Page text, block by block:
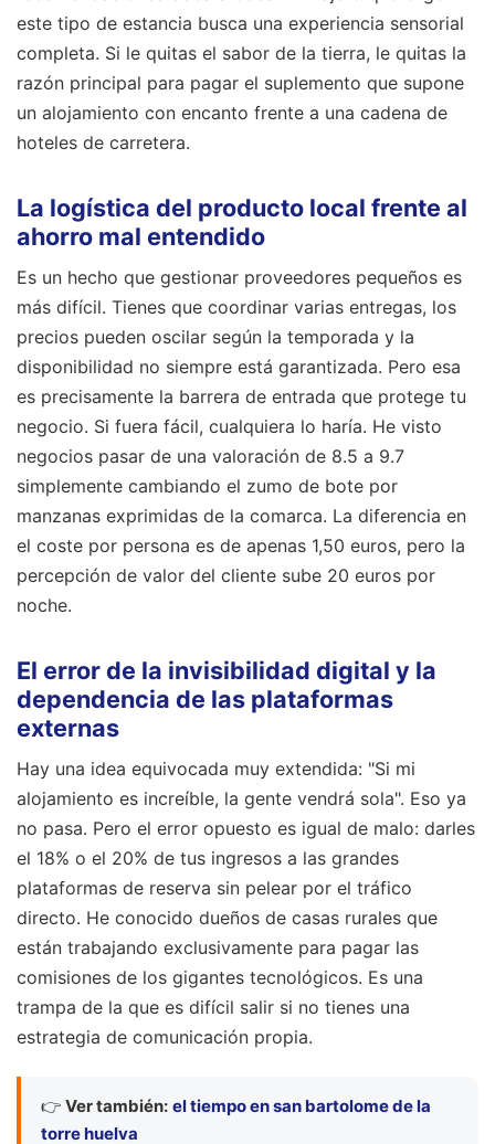
este tipo de estancia busca una experiencia sensorial
completa. Si le quitas el sabor de la tierra, le quitas la
razón principal para pagar el suplemento que supone
un alojamiento con encanto frente a una cadena de
hoteles de carretera.
La logística del producto local frente al
ahorro mal entendido
Es un hecho que gestionar proveedores pequeños es
más difícil. Tienes que coordinar varias entregas, los
precios pueden oscilar según la temporada y la
disponibilidad no siempre está garantizada. Pero esa
es precisamente la barrera de entrada que protege tu
negocio. Si fuera fácil, cualquiera lo haría. He visto
negocios pasar de una valoración de 8.5 a 9.7
simplemente cambiando el zumo de bote por
manzanas exprimidas de la comarca. La diferencia en
el coste por persona es de apenas 1,50 euros, pero la
percepción de valor del cliente sube 20 euros por
noche.
El error de la invisibilidad digital y la
dependencia de las plataformas
externas
Hay una idea equivocada muy extendida: "Si mi
alojamiento es increíble, la gente vendrá sola". Eso ya
no pasa. Pero el error opuesto es igual de malo: darles
el 18% o el 20% de tus ingresos a las grandes
plataformas de reserva sin pelear por el tráfico
directo. He conocido dueños de casas rurales que
están trabajando exclusivamente para pagar las
comisiones de los gigantes tecnológicos. Es una
trampa de la que es difícil salir si no tienes una
estrategia de comunicación propia.
👉 Ver también: el tiempo en san bartolome de la
torre huelva